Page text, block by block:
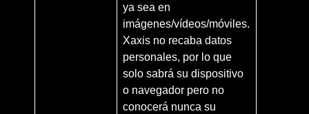
ya sea en
imágenes/vídeos/móviles.
Xaxis no recaba datos
personales, por lo que
solo sabrá su dispositivo
o navegador pero no
conocerá nunca su